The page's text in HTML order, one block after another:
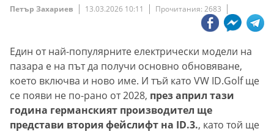
Петър Захариев 13.03.2026 10:11 Прочитания: 2683
Един от най-популярните електрически модели на
пазара е на път да получи основно обновяване,
което включва и ново име. И тъй като VW ID.Golf ще
се появи не по-рано от 2028, през април тази
година германският производител ще
представи втория фейслифт на ID.3., като той ще